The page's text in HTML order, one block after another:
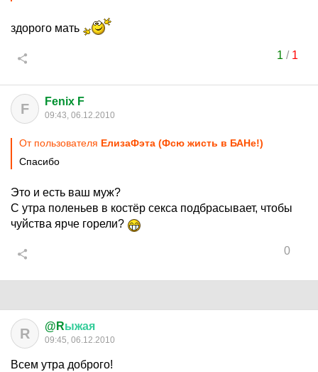
здорого мать
1 / 1
F Fenix F
09:43, 06.12.2010
От пользователя ЕлизаФэта (Фсю жисть в БАНе!)
Спасибо
Это и есть ваш муж?
С утра поленьев в костёр секса подбрасывает, чтобы
чуйства ярче горели?
0
R @Rыжая
09:45, 06.12.2010
Всем утра доброго!